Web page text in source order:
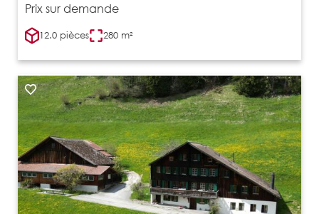
Prix sur demande
12.0 pièces 280 m²